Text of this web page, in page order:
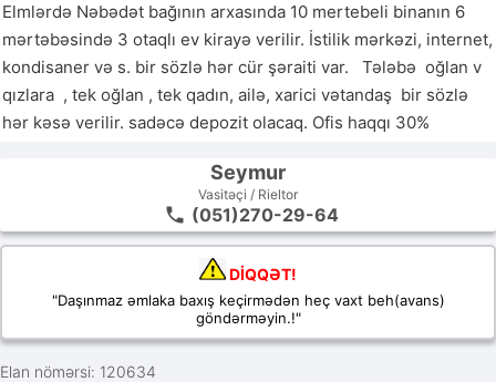
Elmlərdə Nəbədət bağının arxasında 10 mertebeli binanın 6
mərtəbəsində 3 otaqlı ev kirayə verilir. İstilik mərkəzi, internet,
kondisaner və s. bir sözlə hər cür şəraiti var.   Tələbə  oğlan v
qızlara  , tek oğlan , tek qadın, ailə, xarici vətandaş  bir sözlə
hər kəsə verilir. sadəcə depozit olacaq. Ofis haqqı 30%
Seymur
Vasitəçi / Rieltor
(051)270-29-64
DİQQƏT!
"Daşınmaz əmlaka baxış keçirmədən heç vaxt beh(avans)
göndərməyin.!"
Elan nömərsi: 120634